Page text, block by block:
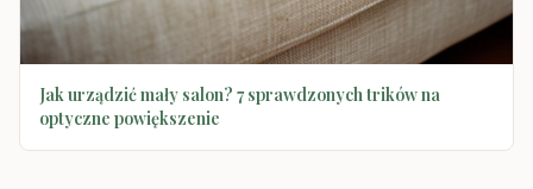
Jak urządzić mały salon? 7 sprawdzonych trików na
optyczne powiększenie